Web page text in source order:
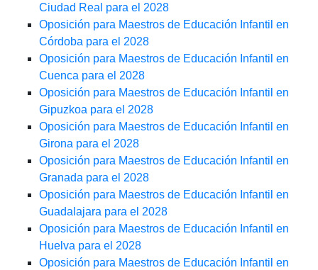
Ciudad Real para el 2028
Oposición para Maestros de Educación Infantil en
Córdoba para el 2028
Oposición para Maestros de Educación Infantil en
Cuenca para el 2028
Oposición para Maestros de Educación Infantil en
Gipuzkoa para el 2028
Oposición para Maestros de Educación Infantil en
Girona para el 2028
Oposición para Maestros de Educación Infantil en
Granada para el 2028
Oposición para Maestros de Educación Infantil en
Guadalajara para el 2028
Oposición para Maestros de Educación Infantil en
Huelva para el 2028
Oposición para Maestros de Educación Infantil en